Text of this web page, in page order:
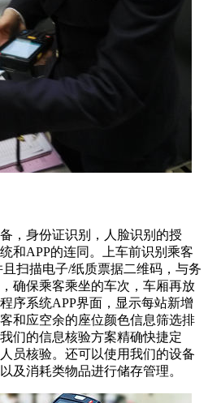
，身份证识别，人脸识别的授
和APP的连同。上车前识别乘客
扫描电子/纸质票据二维码，与务
确保乘客乘坐的车次，车厢再放
序系统APP界面，显示每站新增
和应空余的座位颜色信息筛选排
们的信息核验方案精确快捷定
员核验。还可以使用我们的设备
及消耗类物品进行储存管理。